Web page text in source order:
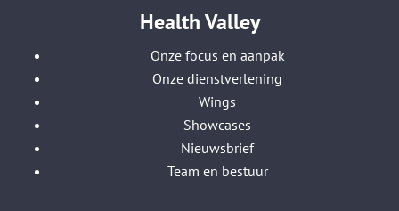
Health Valley
Onze focus en aanpak
Onze dienstverlening
Wings
Showcases
Nieuwsbrief
Team en bestuur